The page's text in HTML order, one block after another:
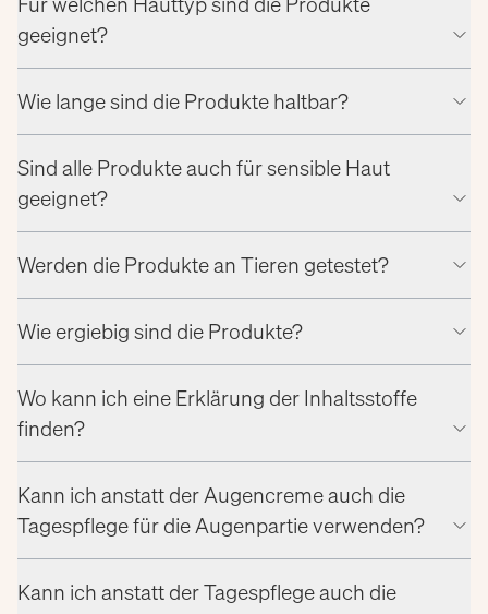
geeignet?
Wie lange sind die Produkte haltbar?
Sind alle Produkte auch für sensible Haut
geeignet?
Werden die Produkte an Tieren getestet?
Wie ergiebig sind die Produkte?
Wo kann ich eine Erklärung der Inhaltsstoffe
finden?
Kann ich anstatt der Augencreme auch die
Tagespflege für die Augenpartie verwenden?
Kann ich anstatt der Tagespflege auch die